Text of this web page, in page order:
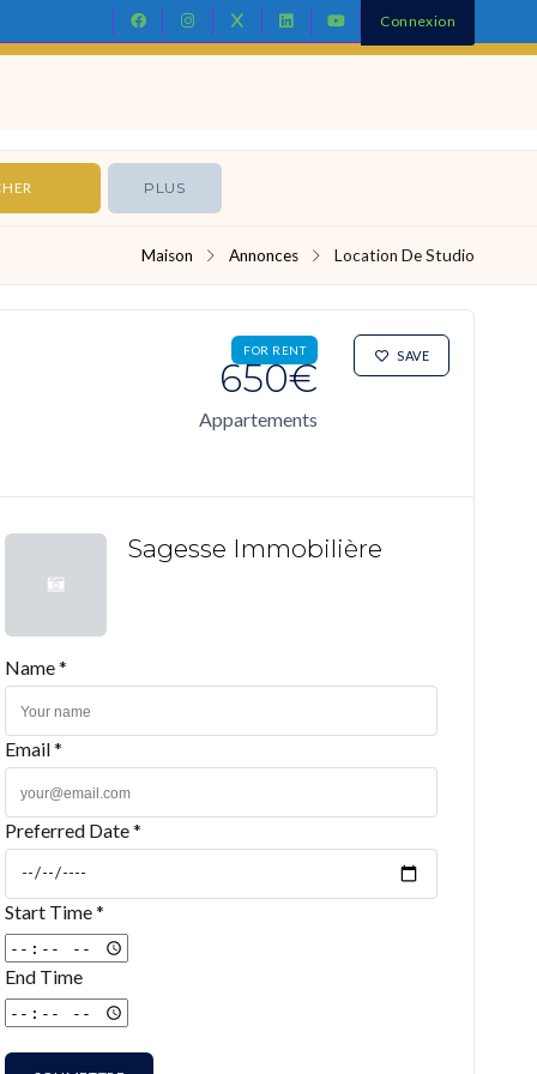
Connexion
PLUS
Maison Annonces Location De Studio
FOR RENT SAVE
650€
Appartements
Sagesse Immobilière
Name *
Email *
Preferred Date *
Start Time *
End Time